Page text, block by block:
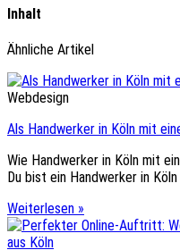
Inhalt
Ähnliche Artikel
Webdesign
Als Handwerker in Köln mit
Wie Handwerker in Köln mit
Du bist ein Handwerker in
Weiterlesen »